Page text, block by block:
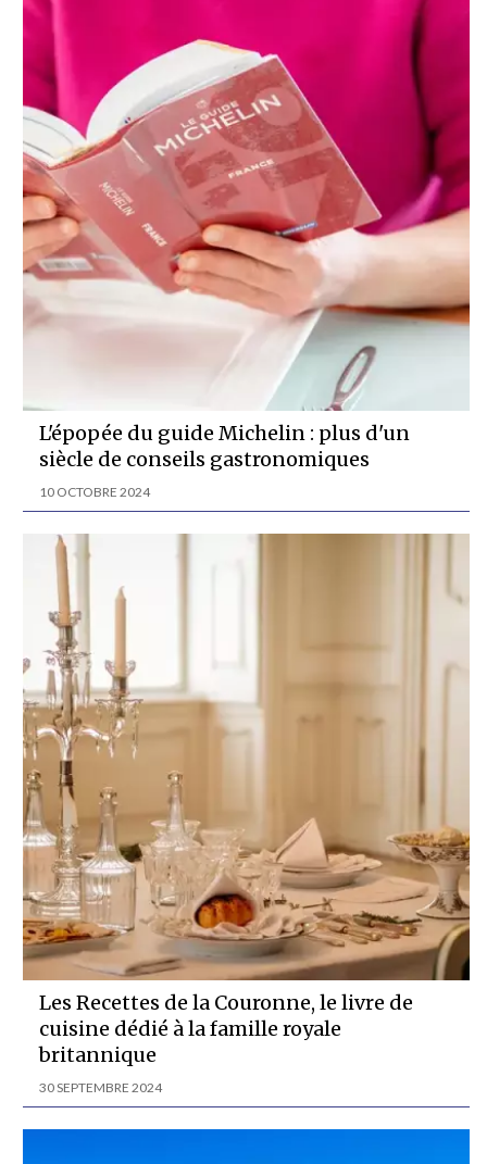
L'épopée du guide Michelin : plus d'un
siècle de conseils gastronomiques
10 OCTOBRE 2024
Les Recettes de la Couronne, le livre de
cuisine dédié à la famille royale
britannique
30 SEPTEMBRE 2024